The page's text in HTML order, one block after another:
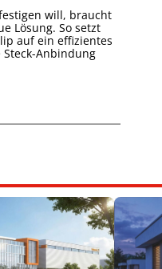
will, braucht
Lösung. So setzt
auf ein effizientes
Anbindung